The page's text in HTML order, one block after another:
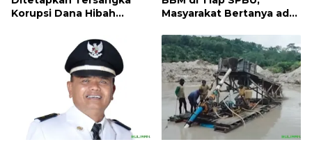
Korupsi Dana Hibah
ditaksir 10 Milyard
Masyarakat Bertanya ada